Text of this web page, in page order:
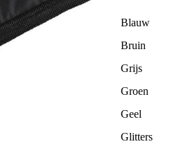
Blauw
Bruin
Grijs
Groen
Geel
Glitters